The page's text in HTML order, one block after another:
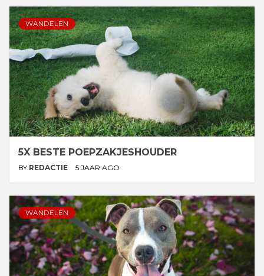
WANDELEN
5X BESTE POEPZAKJESHOUDER
BY REDACTIE 5 JAAR AGO
WANDELEN